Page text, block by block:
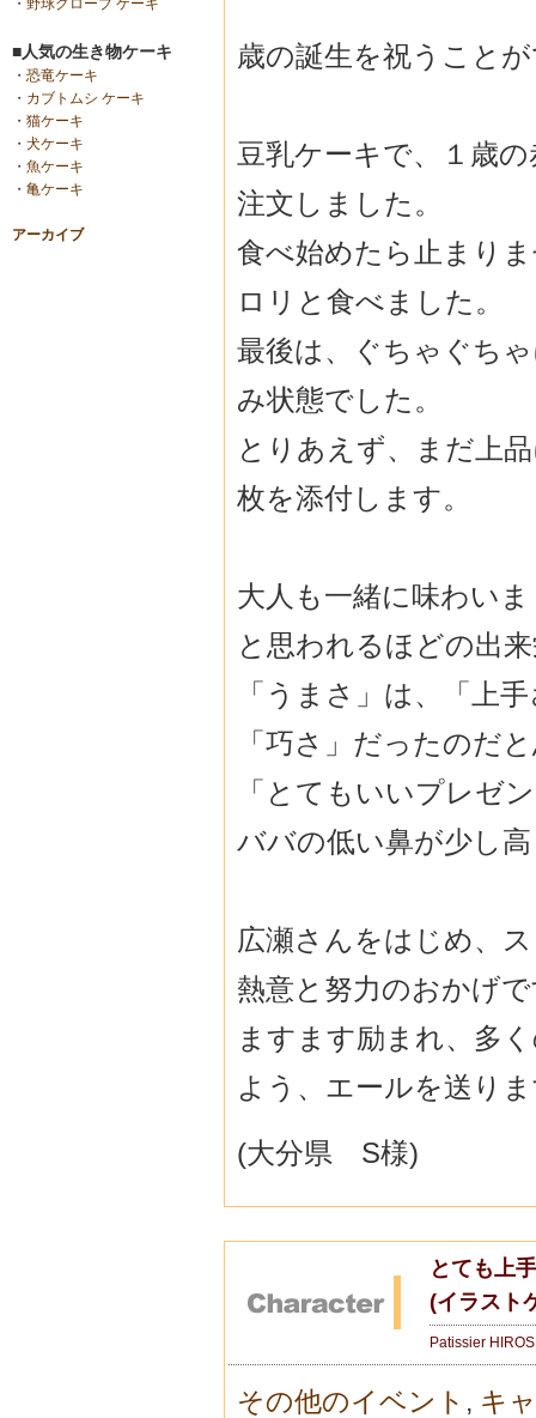
・ 野球グローブ ケーキ
■人気の生き物ケーキ
・ 恐竜ケーキ
・ カブトムシ ケーキ
・ 猫ケーキ
・ 犬ケーキ
・ 魚ケーキ
・ 亀ケーキ
アーカイブ
歳の誕生を祝うこと
豆乳ケーキで、１歳
注文しました。
食べ始めたら止まり
ロリと食べました。
最後は、ぐちゃぐち
み状態でした。
とりあえず、まだ上
枚を添付します。
大人も一緒に味わい
と思われるほどの出
「うまさ」は、「上
「巧さ」だったのだ
「とてもいいプレゼ
ババの低い鼻が少し
広瀬さんをはじめ、
熱意と努力のおかげ
ますます励まれ、多
よう、エールを送り
(大分県 S様)
とても上
(イラスト
Patissier
その他のイベント , キ